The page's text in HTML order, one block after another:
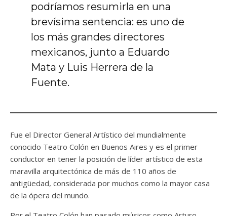
podríamos resumirla en una
brevísima sentencia: es uno de
los más grandes directores
mexicanos, junto a Eduardo
Mata y Luis Herrera de la
Fuente.
Fue el Director General Artístico del mundialmente
conocido Teatro Colón en Buenos Aires y es el primer
conductor en tener la posición de líder artístico de esta
maravilla arquitectónica de más de 110 años de
antigüedad, considerada por muchos como la mayor casa
de la ópera del mundo.